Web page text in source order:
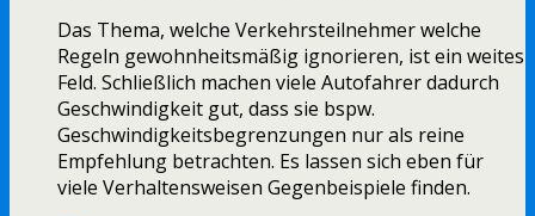
Das Thema, welche Verkehrsteilnehmer welche
Regeln gewohnheitsmäßig ignorieren, ist ein weites
Feld. Schließlich machen viele Autofahrer dadurch
Geschwindigkeit gut, dass sie bspw.
Geschwindigkeitsbegrenzungen nur als reine
Empfehlung betrachten. Es lassen sich eben für
viele Verhaltensweisen Gegenbeispiele finden.